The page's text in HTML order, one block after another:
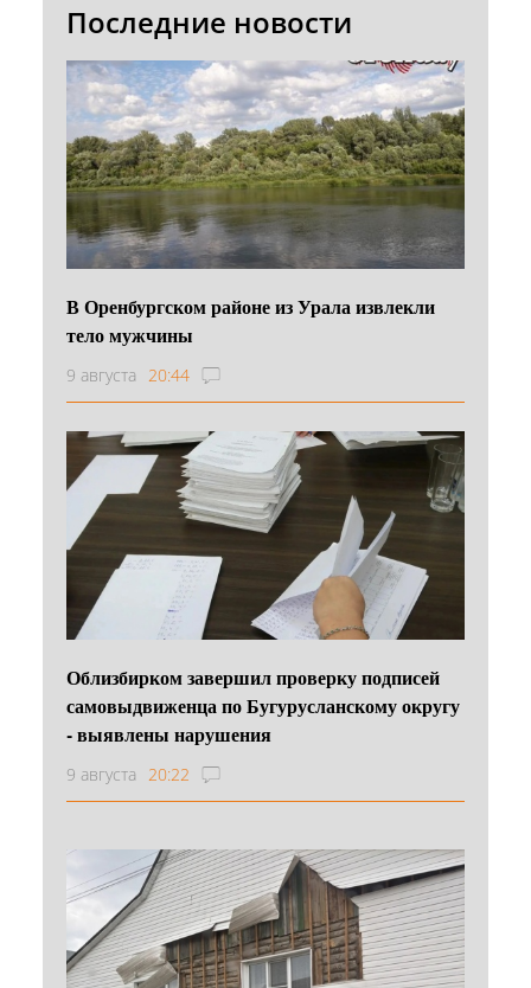
Последние новости
В Оренбургском районе из Урала извлекли
тело мужчины
9 августа 20:44
Облизбирком завершил проверку подписей
самовыдвиженца по Бугурусланскому округу
- выявлены нарушения
9 августа 20:22